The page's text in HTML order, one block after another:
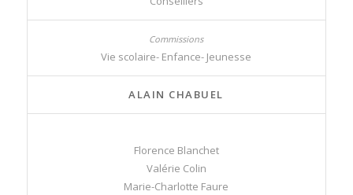
Vie scolaire- Enfance- Jeunesse
ALAIN CHABUEL
Florence Blanchet
Valérie Colin
Marie-Charlotte Faure